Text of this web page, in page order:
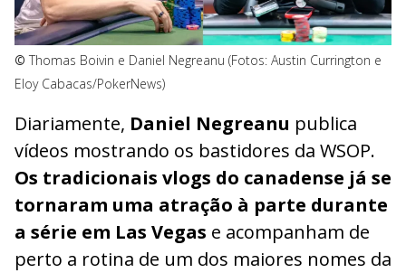
© Thomas Boivin e Daniel Negreanu (Fotos: Austin Currington e
Eloy Cabacas/PokerNews)
Diariamente, Daniel Negreanu publica
vídeos mostrando os bastidores da WSOP.
Os tradicionais vlogs do canadense já se
tornaram uma atração à parte durante
a série em Las Vegas e acompanham de
perto a rotina de um dos maiores nomes da